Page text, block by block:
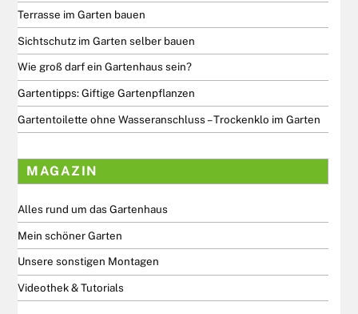
Terrasse im Garten bauen
Sichtschutz im Garten selber bauen
Wie groß darf ein Gartenhaus sein?
Gartentipps: Giftige Gartenpflanzen
Gartentoilette ohne Wasseranschluss – Trockenklo im Garten
MAGAZIN
Alles rund um das Gartenhaus
Mein schöner Garten
Unsere sonstigen Montagen
Videothek & Tutorials